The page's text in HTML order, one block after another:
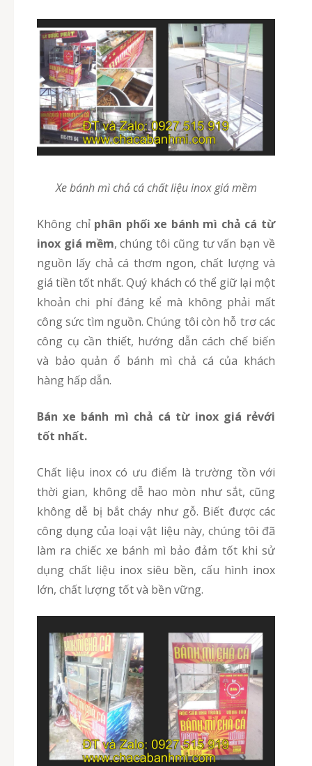
Xe bánh mì chả cá chất liệu inox giá mềm
Không chỉ phân phối xe bánh mì chả cá từ
inox giá mềm, chúng tôi cũng tư vấn bạn về
nguồn lấy chả cá thơm ngon, chất lượng và
giá tiền tốt nhất. Quý khách có thể giữ lại một
khoản chi phí đáng kể mà không phải mất
công sức tìm nguồn. Chúng tôi còn hỗ trơ các
công cụ cần thiết, hướng dẫn cách chế biến
và bảo quản ổ bánh mì chả cá của khách
hàng hấp dẫn.
Bán xe bánh mì chả cá từ inox giá rẻvới
tốt nhất.
Chất liệu inox có ưu điểm là trường tồn với
thời gian, không dễ hao mòn như sắt, cũng
không dễ bị bắt cháy như gỗ. Biết được các
công dụng của loại vật liệu này, chúng tôi đã
làm ra chiếc xe bánh mì bảo đảm tốt khi sử
dụng chất liệu inox siêu bền, cấu hình inox
lớn, chất lượng tốt và bền vững.